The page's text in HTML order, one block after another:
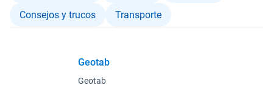
Consejos y trucos Transporte
Geotab
Geotab